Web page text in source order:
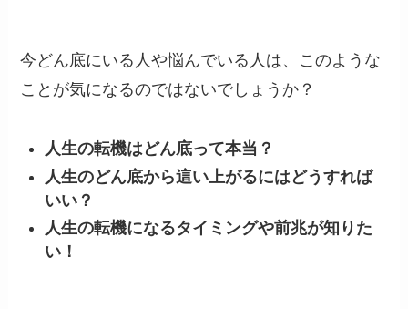
今どん底にいる人や悩んでいる人は、このような
ことが気になるのではないでしょうか？
人生の転機はどん底って本当？
人生のどん底から這い上がるにはどうすれば
いい？
人生の転機になるタイミングや前兆が知りた
い！